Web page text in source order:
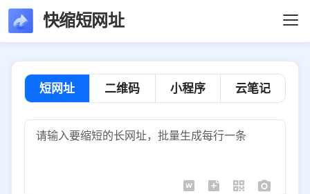
快缩短网址
短网址 二维码 小程序 云笔记